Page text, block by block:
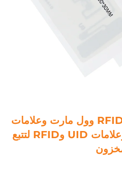
بائعي علامات منتجات RFID وول مارت وعلامات
RFID لإدارة الأصول وعلامات UID وRFID لتتبع